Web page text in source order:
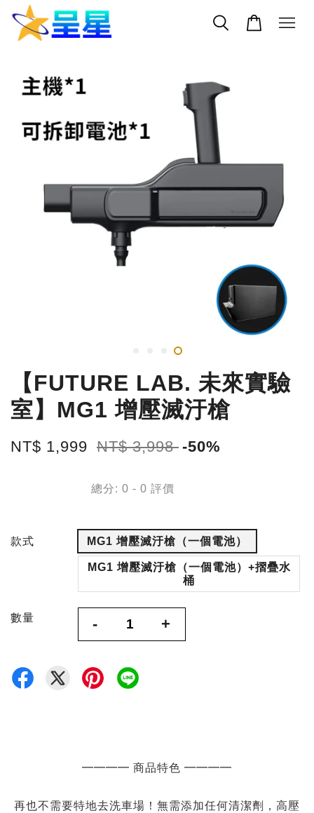
【FUTURE LAB. 未來實驗
室】MG1 增壓滅汙槍
NT$ 1,999 NT$ 3,998 -50%
總分: 0 - 0 評價
款式 MG1 增壓滅汙槍（一個電池）
MG1 增壓滅汙槍（一個電池）+摺疊水
桶
數量 - +
━━━━ 商品特色 ━━━━
再也不需要特地去洗車場！無需添加任何清潔劑，高壓